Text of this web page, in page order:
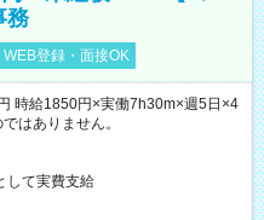
務
WEB登録・面接OK
時給1850円×実働7h30m×週5日×4
はありません。
して実費支給